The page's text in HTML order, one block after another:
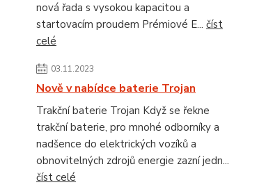
nová řada s vysokou kapacitou a
startovacím proudem Prémiové E... číst
celé
03.11.2023
Nově v nabídce baterie Trojan
Trakční baterie Trojan Když se řekne
trakční baterie, pro mnohé odborníky a
nadšence do elektrických vozíků a
obnovitelných zdrojů energie zazní jedn...
číst celé